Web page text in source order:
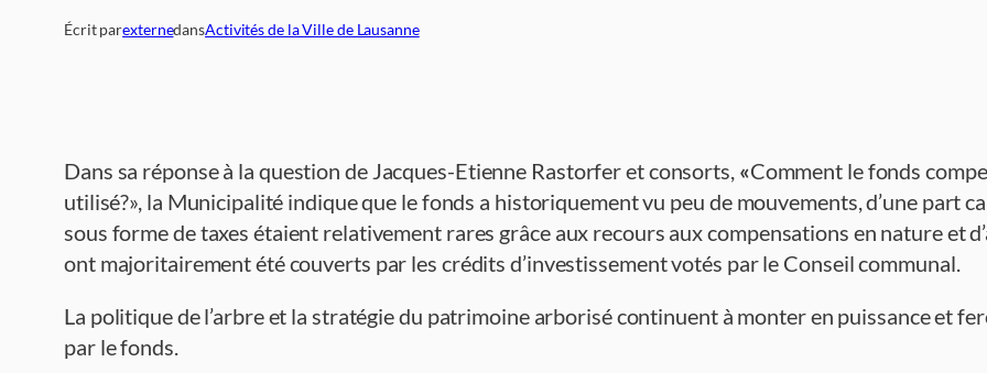
Écrit parexternedansActivités de la Ville de Lausanne
Dans sa réponse à la question de Jacques-Etienne Rastorfer et consorts, «Comment le fonds
utilisé?», la Municipalité indique que le fonds a historiquement vu peu de mouvements, d’une part
sous forme de taxes étaient relativement rares grâce aux recours aux compensations en nature et
ont majoritairement été couverts par les crédits d’investissement votés par le Conseil communal.
La politique de l’arbre et la stratégie du patrimoine arborisé continuent à monter en puissance et
par le fonds.